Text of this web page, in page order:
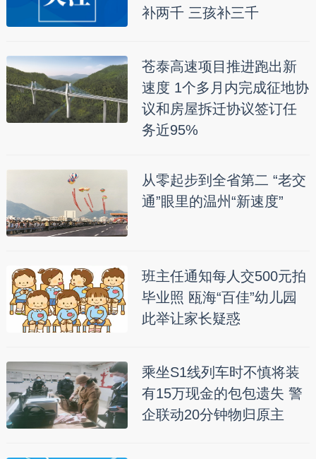
补两千 三孩补三千
苍泰高速项目推进跑出新
速度 1个多月内完成征地协
议和房屋拆迁协议签订任
务近95%
从零起步到全省第二 “老交
通”眼里的温州“新速度”
班主任通知每人交500元拍
毕业照 瓯海“百佳”幼儿园
此举让家长疑惑
乘坐S1线列车时不慎将装
有15万现金的包包遗失 警
企联动20分钟物归原主